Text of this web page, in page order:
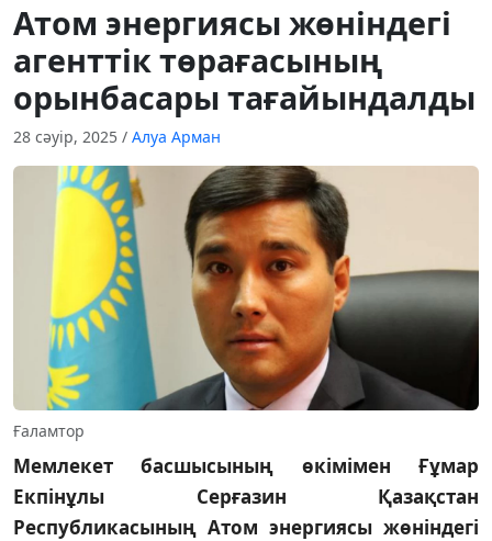
Атом энергиясы жөніндегі
агенттік төрағасының
орынбасары тағайындалды
28 сәуір, 2025 / Алуа Арман
Ғаламтор
Мемлекет басшысының өкімімен Ғұмар
Екпінұлы Серғазин Қазақстан
Республикасының Атом энергиясы жөніндегі